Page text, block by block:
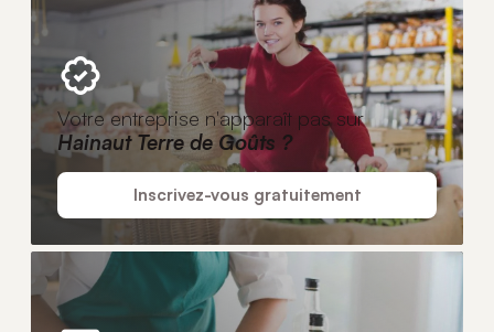
Votre entreprise n'apparaît pas sur
Hainaut Terre de Goûts ?
Inscrivez-vous gratuitement